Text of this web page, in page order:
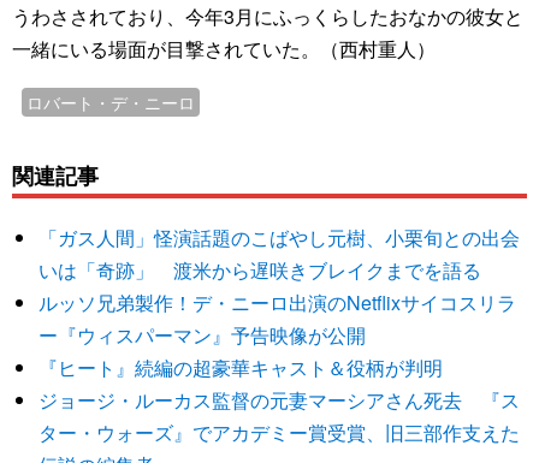
うわさされており、今年3月にふっくらしたおなかの彼女と
一緒にいる場面が目撃されていた。（西村重人）
ロバート・デ・ニーロ
関連記事
「ガス人間」怪演話題のこばやし元樹、小栗旬との出会
いは「奇跡」 渡米から遅咲きブレイクまでを語る
ルッソ兄弟製作！デ・ニーロ出演のNetflixサイコスリラ
ー『ウィスパーマン』予告映像が公開
『ヒート』続編の超豪華キャスト＆役柄が判明
ジョージ・ルーカス監督の元妻マーシアさん死去 『ス
ター・ウォーズ』でアカデミー賞受賞、旧三部作支えた